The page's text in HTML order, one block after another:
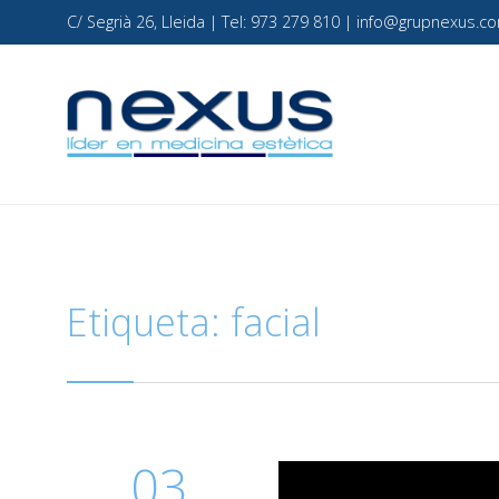
C/ Segrià 26, Lleida | Tel: 973 279 810 |
Etiqueta: facial